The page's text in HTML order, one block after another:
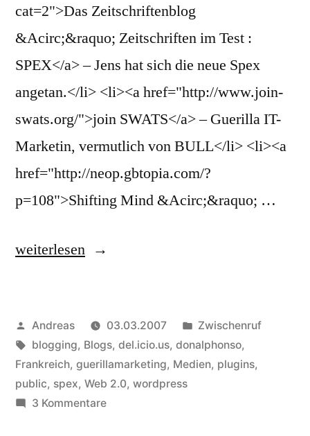
cat=2">Das Zeitschriftenblog
&Acirc;&raquo; Zeitschriften im Test :
SPEX</a> – Jens hat sich die neue Spex
angetan.</li> <li><a href="http://www.join-
swats.org/">join SWATS</a> – Guerilla IT-
Marketin, vermutlich von BULL</li> <li><a
href="http://neop.gbtopia.com/?
p=108">Shifting Mind &Acirc;&raquo; …
„Meine
für
02.
März“
weiterlesen
Veröffentlicht
von
Andreas 03.03.2007
Veröffentlicht
in
Zwischenruf
Schlagwörter:
blogging, Blogs, del.icio.us, donalphonso,
Frankreich, guerillamarketing, Medien, plugins,
public, spex, Web 2.0, wordpress
3 Kommentarezu